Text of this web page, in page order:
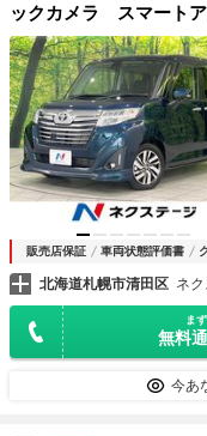
ックカメラ スマート
スマートキー ＬＥＤ
ミ オートライト オー
販売店保証 車両状態評価書
北海道札幌市清田区 ネ
ま
無料
今あ